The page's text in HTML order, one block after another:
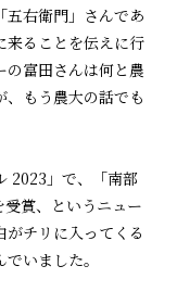
五右衛門」さんであ
来ることを伝えに行
の富田さんは何と農
もう農大の話でも
2023」で、「南部
賞、というニュー
チリに入ってくる
いました。